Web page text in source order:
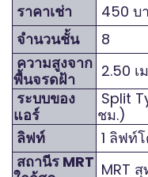
ราคาเช่า
450 บ
จำนวนชั้น
8
ความสูงจาก
พื้นจรดฝ้า
2.50 เ
ระบบของ
แอร์
Split
ชม.)
ลิฟท์
1 ลิฟท์
สถานีร MRT MRT